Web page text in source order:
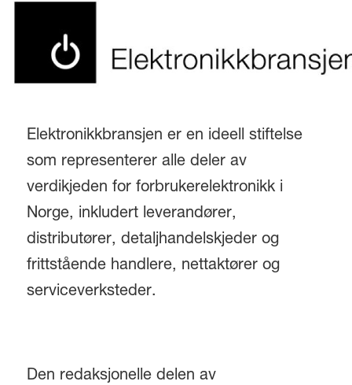
Elektronikkbransjen er en ideell stiftelse
som representerer alle deler av
verdikjeden for forbrukerelektronikk i
Norge, inkludert leverandører,
distributører, detaljhandelskjeder og
frittstående handlere, nettaktører og
serviceverksteder.
Den redaksjonelle delen av